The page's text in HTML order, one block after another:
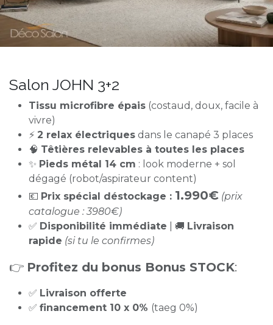
Salon JOHN 3+2
Tissu microfibre épais (costaud, doux, facile à
vivre)
⚡ 2 relax électriques dans le canapé 3 places
🧠 Têtières relevables à toutes les places
✨ Pieds métal 14 cm : look moderne + sol
dégagé (robot/aspirateur content)
💶 Prix spécial déstockage : 1.990€ (prix
catalogue : 3980€)
✅ Disponibilité immédiate | 🚚 Livraison
rapide (si tu le confirmes)
👉 Profitez du bonus Bonus STOCK:
✅ Livraison offerte
✅ financement 10 x 0% (taeg 0%)